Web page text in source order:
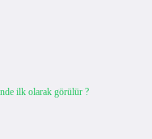
ilk olarak görülür ?